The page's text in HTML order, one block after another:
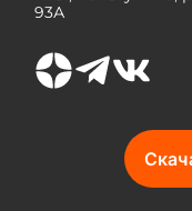
93А